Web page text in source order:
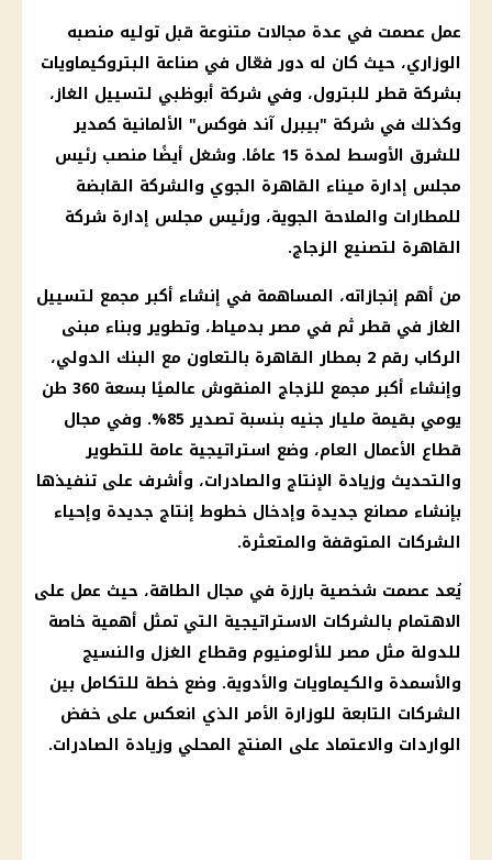
عمل عصمت في عدة مجالات متنوعة قبل توليه منصبه
الوزاري، حيث كان له دور فعّال في صناعة البتروكيماويات
بشركة قطر للبترول، وفي شركة أبوظبي لتسييل الغاز،
وكذلك في شركة "بيبرل آند فوكس" الألمانية كمدير
للشرق الأوسط لمدة 15 عامًا. وشغل أيضًا منصب رئيس
مجلس إدارة ميناء القاهرة الجوي والشركة القابضة
للمطارات والملاحة الجوية، ورئيس مجلس إدارة شركة
القاهرة لتصنيع الزجاج.
من أهم إنجازاته، المساهمة في إنشاء أكبر مجمع لتسييل
الغازفي قطر ثم في مصر بدمياط، وتطوير وبناء مبنى
الركاب رقم 2 بمطار القاهرة بالتعاون مع
البنك الدولي،
وإنشاء أكبر مجمع للزجاج المنقوش عالميًا بسعة 360 طن
يومي بقيمة مليار جنيه بنسبة تصدير 85%. وفي مجال
قطاع الأعمال العام، وضع استراتيجية عامة للتطوير
والتحديث وزيادة الإنتاج والصادرات، وأشرف على تنفيذها
بإنشاء مصانع جديدة وإدخال خطوط إنتاج جديدة وإحياء
الشركات المتوقفة والمتعثرة.
يُعد عصمت شخصية بارزة في مجال الطاقة، حيث عمل على
الاهتمام بالشركات الاستراتيجية التي تمثل أهمية خاصة
للدولة مثل مصر للألومنيوم وقطاع الغزل والنسيج
والأسمدة والكيماويات والأدوية. وضع خطة للتكامل بين
الشركات التابعة للوزارة الأمر الذي انعكس على خفض
الواردات والاعتماد على المنتج المحلي وزيادة الصادرات.